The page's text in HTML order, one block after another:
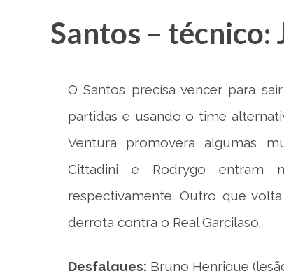
Santos – técnico:
O Santos precisa vencer para
partidas e usando o time
Ventura promoverá algumas
Cittadini e Rodrygo entram
respectivamente. Outro que
derrota contra o Real Garcilaso.
Desfalques: Bruno Henrique